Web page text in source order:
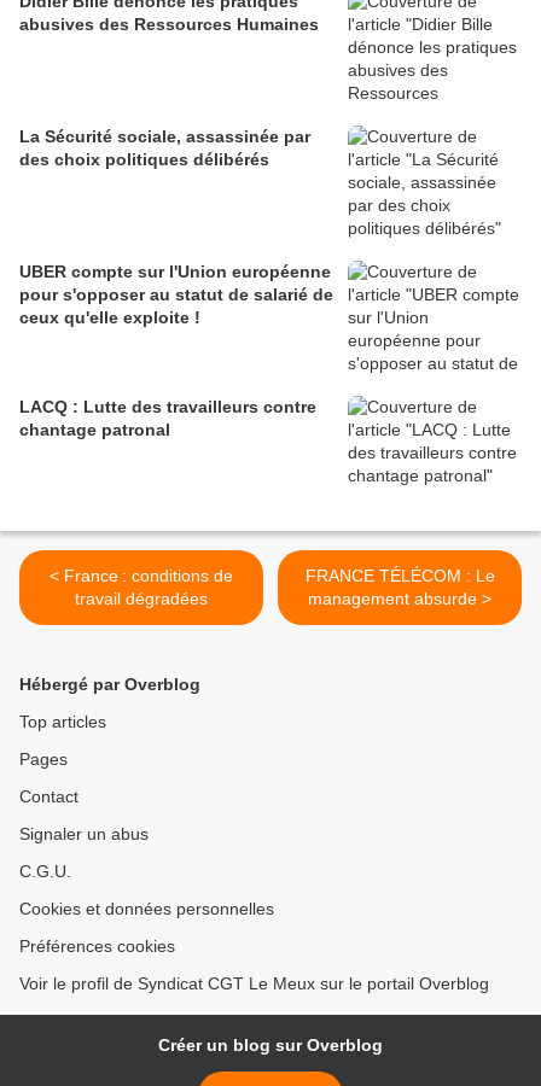
abusives des Ressources Humaines
La Sécurité sociale, assassinée par
des choix politiques délibérés
UBER compte sur l'Union européenne
pour s'opposer au statut de salarié de
ceux qu'elle exploite !
LACQ : Lutte des travailleurs contre
chantage patronal
< France : conditions de
travail dégradées
FRANCE TÉLÉCOM : Le
management absurde >
Hébergé par Overblog
Top articles
Pages
Contact
Signaler un abus
C.G.U.
Cookies et données personnelles
Préférences cookies
Voir le profil de Syndicat CGT Le Meux sur le portail Overblog
Créer un blog sur Overblog